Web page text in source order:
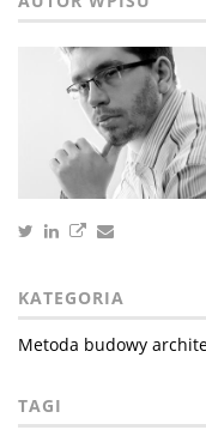
KATEGORIA
Metoda budowy
TAGI